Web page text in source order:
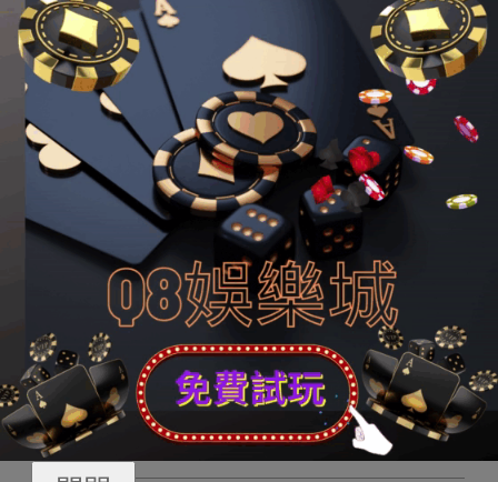
工數目繼續回升，保育系統設置裝備擺設有了嚴重進鋪；
建成了世界上范圍最大的教導系統，“高級教導進入遍及化
階段”；“城王者娛樂城
鎮新增待業跨越六千萬人”，城鄉住
民收入差距有了明明改良；衛發火構、衛生職員以及床位
數目逐年增長，且在本次疫情時代不僅保證了我國住民的
身心康健，還將“中國創造”的防疫物質發去了世界盡大多半
國度以及區域；養老服務失去了極大改良，“根本養老保險
籠罩近十億人”；截至2018歲尾，上億住民“出棚進樓”，約
2億難題群眾圓了“安居夢”；建成了世界上范圍最大、籠罩
生齒至多的社會保證系統。在周全打響脫貧攻堅戰后，貧
窮生齒從2012年的9899萬人銳減到2019年的551萬人，
貧窮產生率由10.2%降至0.6%，貧窮管理本領明明晉升。
按照這一速率，我國將會提早10年完成團結國《2030年可
繼續生長議程》的減貧方針。